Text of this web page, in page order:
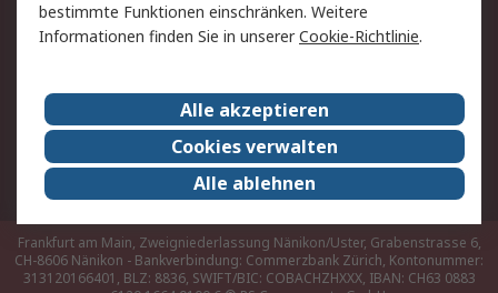
Über RS
Karriere bei RS
Nachhaltigkeit
Qualität/Umwelt/ZertifikatePresse-Center
Event-Center
Frankfurt am Main, Zweigniederlassung Nänikon/Uster, Grabenstrasse 6,
CH-8606 Nänikon - Bankverbindung: Commerzbank Zürich, Kontonummer:
313120166401, BLZ: 8836, SWIFT/BIC: COBACHZHXXX, IBAN: CH63 0883
bestimmte Funktionen einschränken. Weitere
Informationen finden Sie in unsererCookie-Richtlinie.
Alle akzeptieren
Cookies verwalten
Alle ablehnen